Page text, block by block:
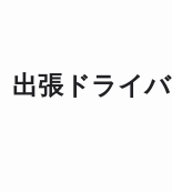
出張ドライ